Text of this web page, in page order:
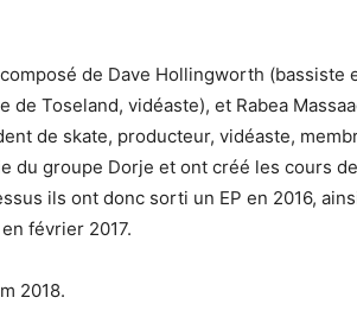
de Dave Hollingworth (bassiste
Toseland, vidéaste), et Rabea
de skate, producteur, vidéaste,
du groupe Dorje et ont créé les cours de
ils ont donc sorti un EP en 2016,
février 2017.
2018.